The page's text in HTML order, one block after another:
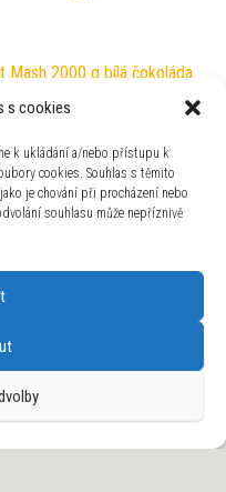
s cookies
k ukládání a/nebo přístupu k
cookies. Souhlas s těmito
je chování při procházení nebo
souhlasu může nepříznivě
295 Kč.
cena je: 245 Kč.
Mash 2000 g bílá čokoláda
419 Kč.
cena je: 349 Kč.
100 kapslí
515 Kč.
cena je: 465 Kč.
byla: 1 465 Kč.
cena je: 1 225 Kč.
Protein 2270 g kokos
byla: 1 599 Kč.
cena je: 1 169 Kč.